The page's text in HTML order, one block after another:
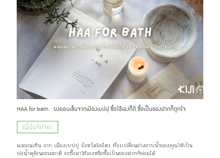
HAA for bath : ผงออนเซ็นจากเมืองเบปปุ ซื้อใช้เองก็ดี ซื้อเป็นของฝากก็ถูกใจ
ญี่ปุ่นจิปาถะ
ผงออนเซ็น จาก เมืองเบปปุ จังหวัดโออิตะ ที่จะเปลี่ยนอ่างอาบน้ำของคุณให้เป็น
บ่อน้ำพุร้อนธรรมชาติ จะซื้อมาใช้เองหรือซื้อเป็นของฝากก็ย่อมได้